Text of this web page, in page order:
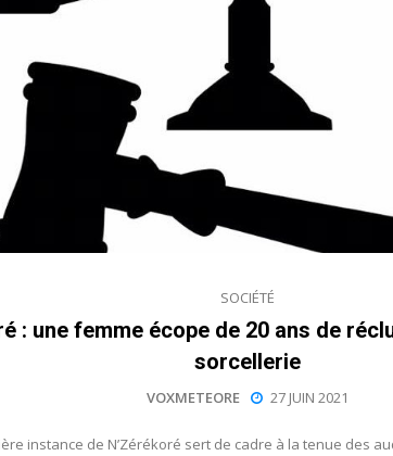
SOCIÉTÉ
: une femme écope de 20 ans de
sorcellerie
VOXMETEORE 27 JUIN 2021
instance de N’Zérékoré sert de cadre à la tenue des